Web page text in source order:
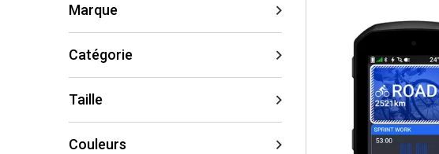
Marque
Catégorie
Taille
Couleurs